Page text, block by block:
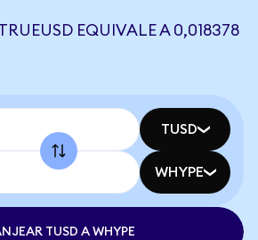
EQUIVALE A 0,018378
TUSD
WHYPE
TUSD A WHYPE